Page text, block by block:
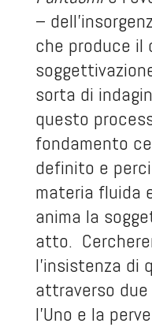
–
che produce il
sorta di
questo
fondamento
definito e
materia fluida
anima la
atto.
l’insistenza di
attraverso
l’Uno e la